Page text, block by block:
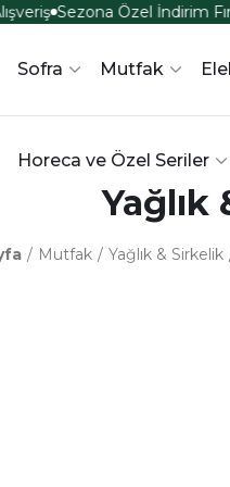
Sezona Özel İndirim
Sofra Mutfak
Horeca ve Özel Seriler
Yağlık
Mutfak Yağlık & Sirkelik